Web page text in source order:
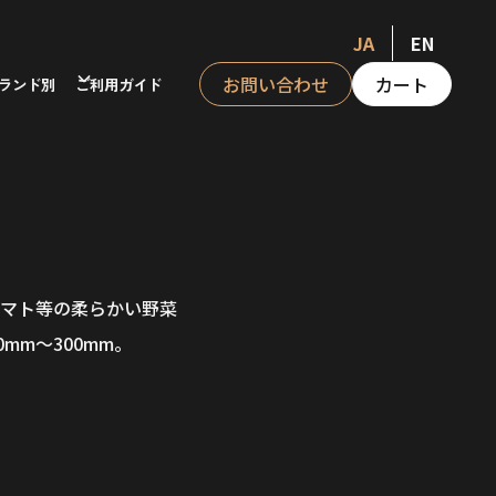
JA EN
ンド別 ご利用ガイド お問い合わせ カート
ト等の柔らかい野菜
～300mm。